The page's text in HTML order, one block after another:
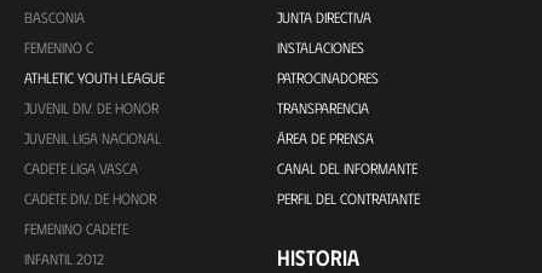
BASCONIA
FEMENINO C
ATHLETIC YOUTH LEAGUE
JUVENIL DIV. DE HONOR
JUVENIL LIGA NACIONAL
CADETE LIGA VASCA
CADETE DIV. DE HONOR
FEMENINO CADETE
INFANTIL 2012
JUNTA DIRECTIVA
INSTALACIONES
PATROCINADORES
TRANSPARENCIA
ÁREA DE PRENSA
CANAL DEL INFORMANTE
PERFIL DEL CONTRATANTE
HISTORIA